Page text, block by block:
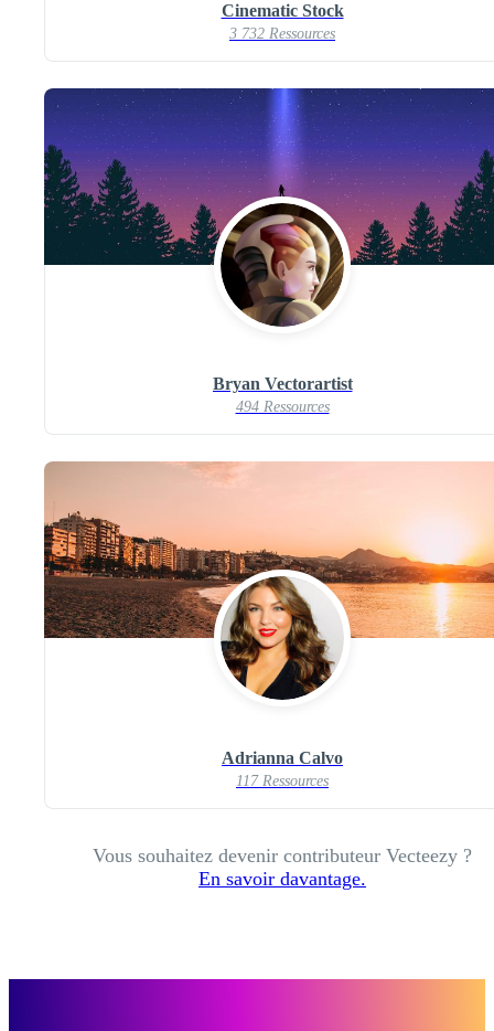
Cinematic Stock
3 732 Ressources
Bryan Vectorartist
494 Ressources
Adrianna Calvo
117 Ressources
Vous souhaitez devenir contributeur Vecteezy ?
En savoir davantage.